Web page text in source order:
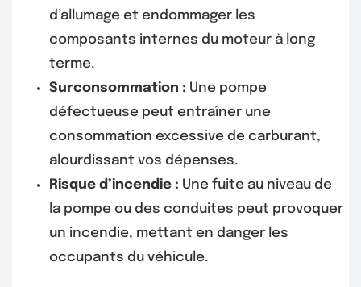
d’allumage et endommager les
composants internes du moteur à long
terme.
Surconsommation : Une pompe
défectueuse peut entraîner une
consommation excessive de carburant,
alourdissant vos dépenses.
Risque d’incendie : Une fuite au niveau de
la pompe ou des conduites peut provoquer
un incendie, mettant en danger les
occupants du véhicule.